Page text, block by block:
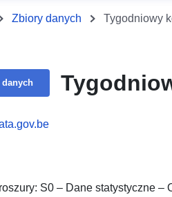
Zbiory danych Tygodniowy
S0 – Dane statystyczne –